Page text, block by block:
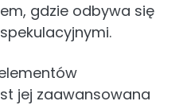
gdzie odbywa się
jej zaawansowana